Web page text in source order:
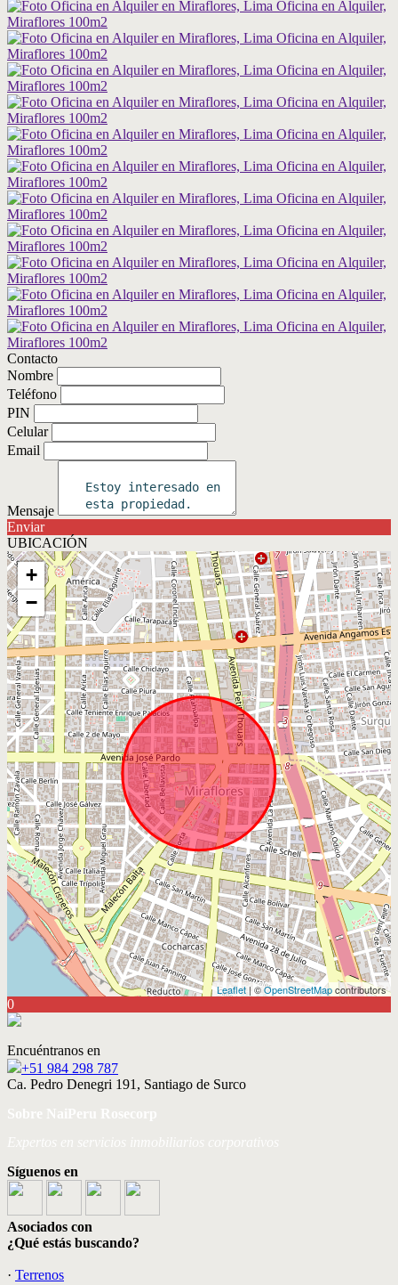
Contacto
Nombre
Teléfono
PIN
Celular
Email
Mensaje
Enviar
UBICACIÓN
+
−
Leaflet | ©OpenStreetMapcontributors
0
Encuéntranos en
+51 984 298 787
Ca. Pedro Denegri 191, Santiago de Surco
Sobre NaiPeru Rosecorp
Expertos en servicios inmobiliarios corporativos
Síguenos en
Asociados con
¿Qué estás buscando?
· Terrenos